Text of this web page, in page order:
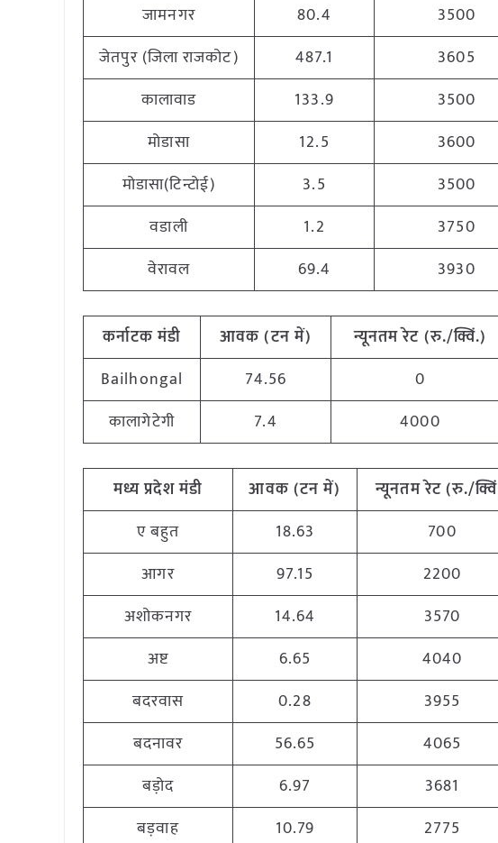
जामनगर
80.4 3500
जेतपुर (जिला राजकोट)
487.1 3605
कालावाड
133.9 3500
मोडासा
12.5 3600
मोडासा(टिन्टोई)
3.5 3500
वडाली
1.2 3750
वेरावल
69.4 3930
कर्नाटक मंडी आवक(टनमें) न्यूनतमरेट (रु./क्विं.)
Bailhongal
74.56 0
कालागेटेगी
7.4 4000
मध्यप्रदेश मंडी आवक(टन में) न्यूनतमरेट(रु./क्विं
ए बहुत
18.63 700
आगर
97.15 2200
अशोकनगर
14.64 3570
अष्ट
6.65 4040
बदरवास
0.28 3955
बदनावर
56.65 4065
बड़ोद
6.97 3681
बड़वाह
10.79 2775